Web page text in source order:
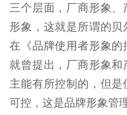
三个层面，厂商形象
形象，这就是所谓的
在《品牌使用者形象的
就曾提出，厂商形象
主能有所控制的，但
可控，这是品牌形象管